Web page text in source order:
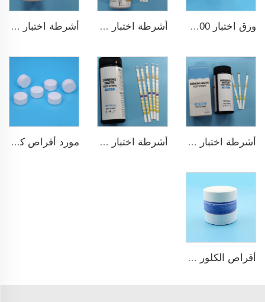
ورق اختبار pH ph0-ph14 100شريط لاختبار مسبح السباحة أشرطة اختبار ماء مسبح 7 في 1 أشرطة اختبار خزان السمك عالية الجودة 6 في 1 لمزرعة الأسماك
أشرطة اختبار ماء الشرب 9 في 1 أشرطة اختبار سريع ودقيق للمسبح 15 في 1 لماء الشرب مورد أقراص كلور TCCA بالجملة مطهر مسبح السباحة
أقراص الكلور TCCA للبассين